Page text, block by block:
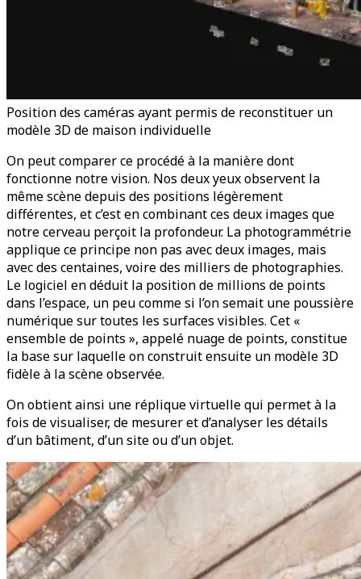
Position des caméras ayant permis de reconstituer un
modèle 3D de maison individuelle
On peut comparer ce procédé à la manière dont
fonctionne notre vision. Nos deux yeux observent la
même scène depuis des positions légèrement
différentes, et c’est en combinant ces deux images que
notre cerveau perçoit la profondeur. La photogrammétrie
applique ce principe non pas avec deux images, mais
avec des centaines, voire des milliers de photographies.
Le logiciel en déduit la position de millions de points
dans l’espace, un peu comme si l’on semait une poussière
numérique sur toutes les surfaces visibles. Cet «
ensemble de points », appelé nuage de points, constitue
la base sur laquelle on construit ensuite un modèle 3D
fidèle à la scène observée.
On obtient ainsi une réplique virtuelle qui permet à la
fois de visualiser, de mesurer et d’analyser les détails
d’un bâtiment, d’un site ou d’un objet.